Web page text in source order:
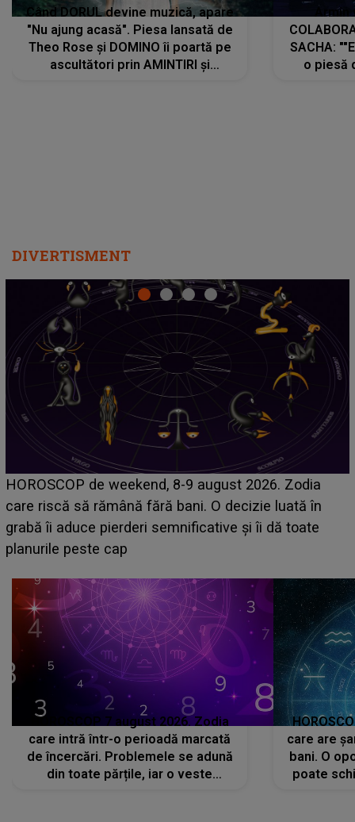
Când DORUL devine muzică, apare
"Nu ajung acasă". Piesa lansată de
Theo Rose și DOMINO îi poartă pe
ascultători prin AMINTIRI și
SACHA:
o piesă
DIVERTISMENT
Emanuel a ținut ACEST DETALIU ASCUNS până
acum! În fața Alexandrei, concurentul din Casa Iubirii
face o MĂRTURISIRE NEAȘTEPTATĂ despre mama
sa: "I-am spus și ei în față, eu nu te iubesc pentru
HOROSCOP 7 august 2026. Zodia
care intră într-o perioadă marcată
de încercări. Problemele se adună
din toate părțile, iar o veste
care are
bani. O
poate